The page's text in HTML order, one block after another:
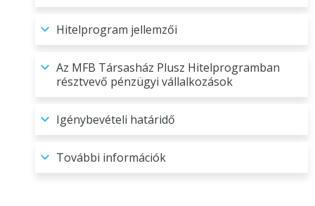
Hitelprogram jellemzői
Az MFB Társasház Plusz Hitelprogramban
résztvevő pénzügyi vállalkozások
Igénybevételi határidő
További információk